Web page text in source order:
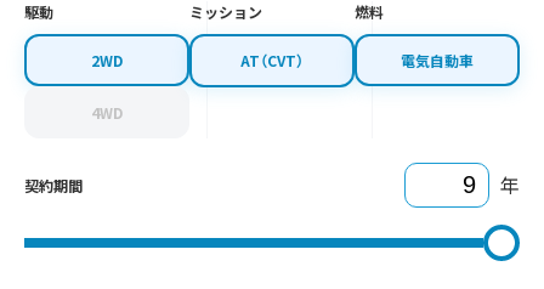
駆動
2WD
4WD
ミッション
AT（CVT）
燃料
電気自動車
契約期間 年